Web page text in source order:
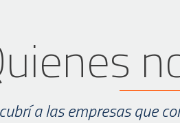
a las empresas que